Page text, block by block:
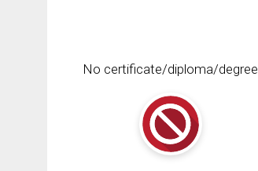
No certificate/diploma/degree